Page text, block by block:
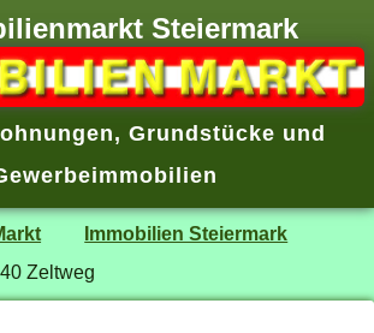
Steiermark
, Grundstücke und
Immobilien Steiermark
Zeltweg